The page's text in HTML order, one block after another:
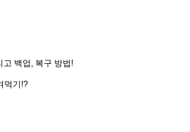
고 백업, 복구 방법!
먹기!?